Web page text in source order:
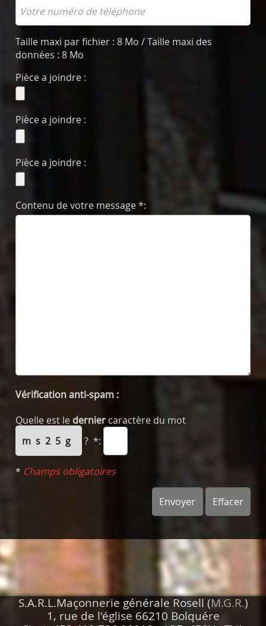
Taille maxi par fichier : 8 Mo / Taille maxi des
données : 8 Mo
Pièce a joindre :
Pièce a joindre :
Pièce a joindre :
Contenu de votre message *:
Vérification anti-spam :
Quelle est le dernier caractère du mot
ms25g
? *:
* Champs obligatoires
S.A.R.L.Maçonnerie générale Rosell (M.G.R.)
1, rue de l'église 66210 Bolquére